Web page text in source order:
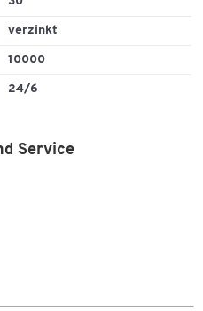
verzinkt
10000
24/6
Service
doppeltippen